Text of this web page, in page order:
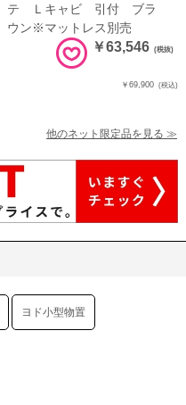
テ Ｌキャビ 引付 ブラ
ウン※マットレス別売
￥63,546 (税抜)
￥69,900 (税込)
他のネット限定品を見る ≫
ヨド小型物置